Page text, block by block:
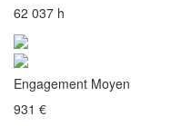
62 037 h
Engagement Moyen
931 €